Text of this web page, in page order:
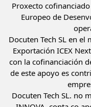
Proxecto
Europeo de
Docuten Tech SL en
Exportación ICEX
con la cofinanciación
de este apoyo es
Docuten Tech SL. no